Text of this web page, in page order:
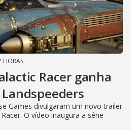
HORAS
Racer ganha
Games divulgaram um novo trailer
O vídeo inaugura a série